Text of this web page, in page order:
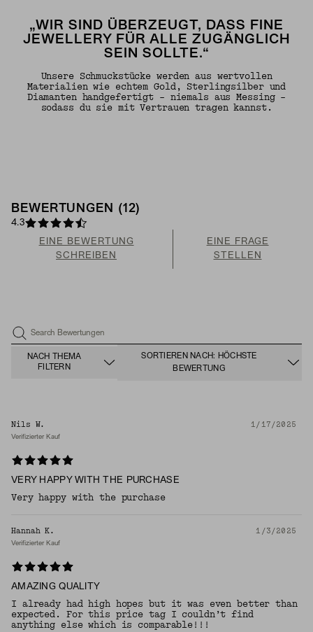
„WIR SIND ÜBERZEUGT, DASS FINE
JEWELLERY FÜR ALLE ZUGÄNGLICH
SEIN SOLLTE.“
Unsere Schmuckstücke werden aus wertvollen
Materialien wie echtem Gold, Sterlingsilber und
Diamanten handgefertigt – niemals aus Messing –
sodass du sie mit Vertrauen tragen kannst.
BEWERTUNGEN (12)
4.3
EINE BEWERTUNG
SCHREIBEN
EINE FRAGE
STELLEN
Search Bewertungen
NACH THEMA
FILTERN
SORTIEREN NACH: HÖCHSTE
BEWERTUNG
Nils W. 1/17/2025
Verifizierter Kauf
VERY HAPPY WITH THE PURCHASE
Very happy with the purchase
Hannah K. 1/3/2025
Verifizierter Kauf
AMAZING QUALITY
I already had high hopes but it was even better than
expected. For this price tag I couldn’t find
anything else which is comparable!!!